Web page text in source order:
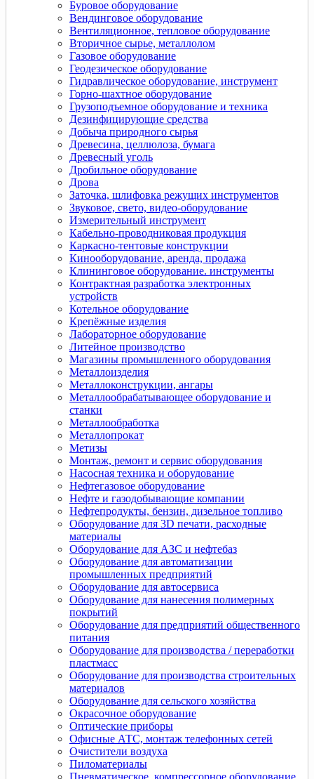
Буровое оборудование
Вендинговое оборудование
Вентиляционное, тепловое оборудование
Вторичное сырье, металлолом
Газовое оборудование
Геодезическое оборудование
Гидравлическое оборудование, инструмент
Горно-шахтное оборудование
Грузоподъемное оборудование и техника
Дезинфицирующие средства
Добыча природного сырья
Древесина, целлюлоза, бумага
Древесный уголь
Дробильное оборудование
Дрова
Заточка, шлифовка режущих инструментов
Звуковое, свето, видео-оборудование
Измерительный инструмент
Кабельно-проводниковая продукция
Каркасно-тентовые конструкции
Кинооборудование, аренда, продажа
Клининговое оборудование. инструменты
Контрактная разработка электронных
устройств
Котельное оборудование
Крепёжные изделия
Лабораторное оборудование
Литейное производство
Магазины промышленного оборудования
Металлоизделия
Металлоконструкции, ангары
Металлообрабатывающее оборудование и
станки
Металлообработка
Металлопрокат
Метизы
Монтаж, ремонт и сервис оборудования
Насосная техника и оборудование
Нефтегазовое оборудование
Нефте и газодобывающие компании
Нефтепродукты, бензин, дизельное топливо
Оборудование для 3D печати, расходные
материалы
Оборудование для АЗС и нефтебаз
Оборудование для автоматизации
промышленных предприятий
Оборудование для автосервиса
Оборудование для нанесения полимерных
покрытий
Оборудование для предприятий общественного
питания
Оборудование для производства / переработки
пластмасс
Оборудование для производства строительных
материалов
Оборудование для сельского хозяйства
Окрасочное оборудование
Оптические приборы
Офисные АТС, монтаж телефонных сетей
Очистители воздуха
Пиломатериалы
Пневматическое, компрессорное оборудование